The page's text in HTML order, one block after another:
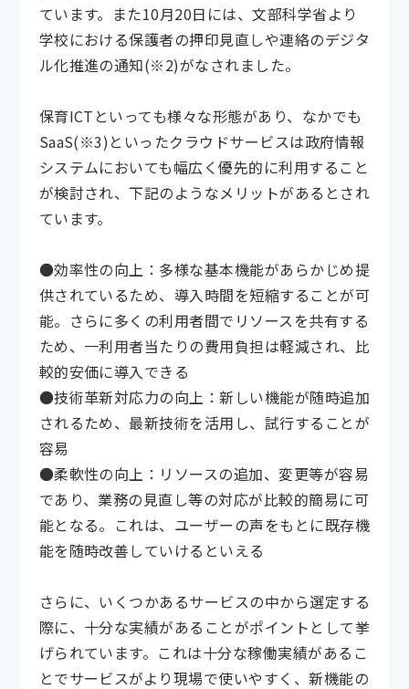
ています。また10月20日には、文部科学省より
学校における保護者の押印見直しや連絡のデジタ
ル化推進の通知(※2)がなされました。
保育ICTといっても様々な形態があり、なかでも
SaaS(※3)といったクラウドサービスは政府情報
システムにおいても幅広く優先的に利用すること
が検討され、下記のようなメリットがあるとされ
ています。
●効率性の向上：多様な基本機能があらかじめ提
供されているため、導入時間を短縮することが可
能。さらに多くの利用者間でリソースを共有する
ため、一利用者当たりの費用負担は軽減され、比
較的安価に導入できる
●技術革新対応力の向上：新しい機能が随時追加
されるため、最新技術を活用し、試行することが
容易
●柔軟性の向上：リソースの追加、変更等が容易
であり、業務の見直し等の対応が比較的簡易に可
能となる。これは、ユーザーの声をもとに既存機
能を随時改善していけるといえる
さらに、いくつかあるサービスの中から選定する
際に、十分な実績があることがポイントとして挙
げられています。これは十分な稼働実績があるこ
とでサービスがより現場で使いやすく、新機能の